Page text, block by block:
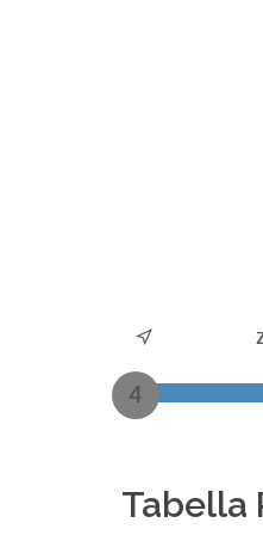
4
Tabella